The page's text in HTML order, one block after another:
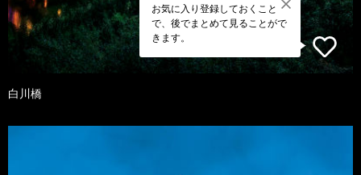
お気に入り登録しておくこと
で、後でまとめて見ることがで
きます。
白川橋